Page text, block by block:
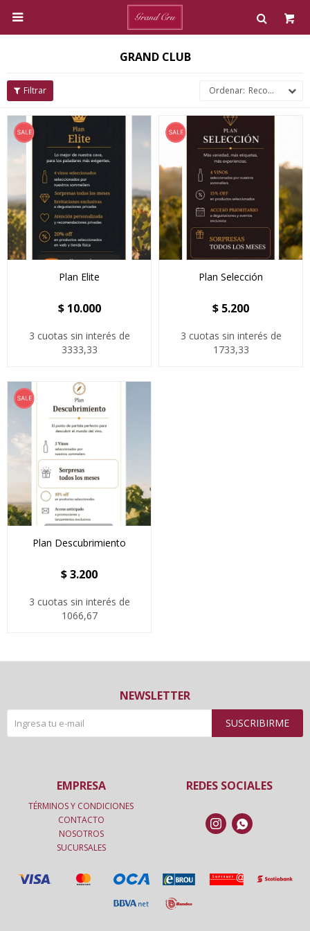

GRAND CLUB
Recomendados
Plan Elite
$ 10.000
3 cuotas sin interés de
3333,33
Plan Selección
$ 5.200
3 cuotas sin interés de
1733,33
Plan Descubrimiento
$3.200
3 cuotas sin interés de
1066,67
NEWSLETTER
SUSCRIBIRME
REDES SOCIALES
 
EMPRESA
TÉRMINOS Y CONDICIONES
CONTACTO
NOSOTROS
SUCURSALES